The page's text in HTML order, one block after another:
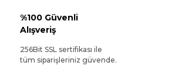
%100 Güvenli
Alışveriş
256Bit SSL sertifikası ile
tüm siparişleriniz güvende.